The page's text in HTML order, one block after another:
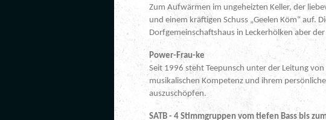
Zum Aufwärmen im ungeheizten Keller, der
und einem kräftigen Schuss „Geelen Köm“ auf.
Dorfgemeinschaftshaus in Leckerhölken aber
Power-Frau-ke
Seit 1996 steht Teepunsch unter der Leitung
musikalischen Kompetenz und ihrem
auszuschöpfen.
SATB - 4 Stimmgruppen vom tiefen Bass bis